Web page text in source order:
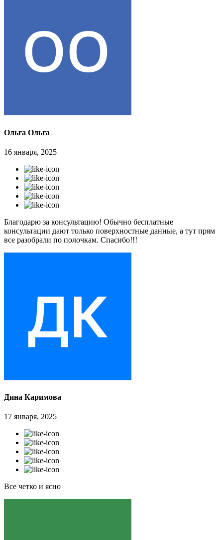
Ольга Ольга
16 января, 2025
Благодарю за консультацию! Обычно бесплатные
консультации дают только поверхностные данные, а тут прям
все разобрали по полочкам. Спасибо!!!
Дина Каримова
17 января, 2025
Все четко и ясно